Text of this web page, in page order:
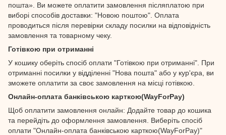
пошта». Ви можете оплатити замовлення післяплатою при
виборі способів доставки: "Новою поштою". Оплата
проводиться після перевірки складу посилки на відповідність
замовлення та товарному чеку.
Готівкою при отриманні
У кошику оберіть спосіб оплати "Готівкою при отриманні". При
отриманні посилки у відділенні "Нова пошта" або у кур'єра, ви
зможете оплатити за своє замовлення на місці готівкою.
Онлайн-оплата банківською карткою(WayForPay)
Щоб оплатити замовлення онлайн: Додайте товар до кошика
та перейдіть до оформлення замовлення. Виберіть спосіб
оплати "Онлайн-оплата банківською карткою(WayForPay)"